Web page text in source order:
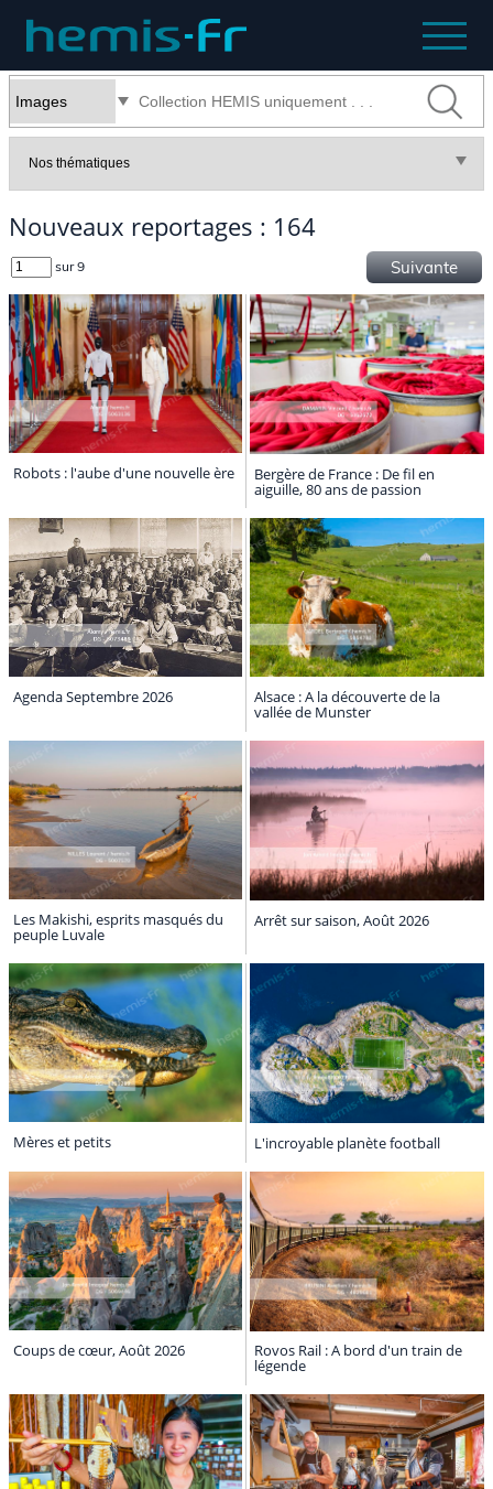
Nouveaux reportages : 164
sur 9 Suivante
Robots : l'aube d'une nouvelle ère Bergère de France : De fil en
aiguille, 80 ans de passion
Agenda Septembre 2026 Alsace : A la découverte de la
vallée de Munster
Les Makishi, esprits masqués du
peuple Luvale
Arrêt sur saison, Août 2026
Mères et petits L'incroyable planète football
Coups de cœur, Août 2026 Rovos Rail : A bord d'un train de
légende